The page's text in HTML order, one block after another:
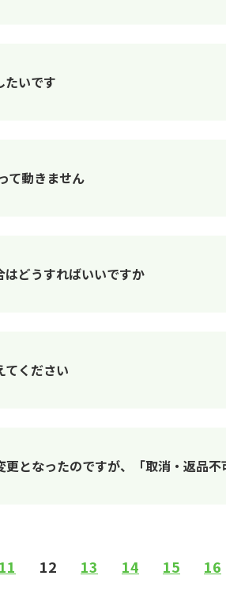
たいです
て動きません
どうすればいいですか
てください
となったのですが、「取消・返品
11 12 13 14 15 16